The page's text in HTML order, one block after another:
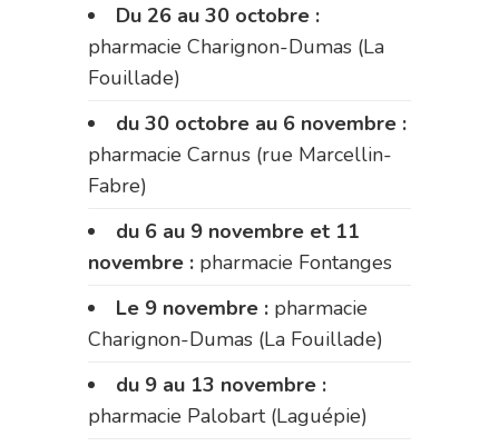
Du 26 au 30 octobre :
pharmacie Charignon-Dumas (La
Fouillade)
du 30 octobre au 6 novembre :
pharmacie Carnus (rue Marcellin-
Fabre)
du 6 au 9 novembre et 11
novembre : pharmacie Fontanges
Le 9 novembre : pharmacie
Charignon-Dumas (La Fouillade)
du 9 au 13 novembre :
pharmacie Palobart (Laguépie)